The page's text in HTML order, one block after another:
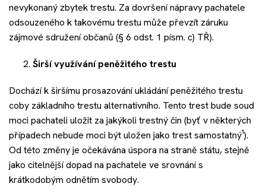
nevykonaný zbytek trestu. Za dovršení nápravy pachatele
odsouzeného k takovému trestu může převzít záruku
zájmové sdružení občanů (§ 6 odst. 1 písm. c) TŘ).
Širší využívání peněžitého trestu
Dochází k širšímu prosazování ukládání peněžitého trestu
coby základního trestu alternativního. Tento trest bude soud
moci pachateli uložit za jakýkoli trestný čin (byť v některých
případech nebude moci být uložen jako trest samostatný¹).
Od této změny je očekávána úspora na straně státu, stejně
jako citelnější dopad na pachatele ve srovnání s
krátkodobým odnětím svobody.